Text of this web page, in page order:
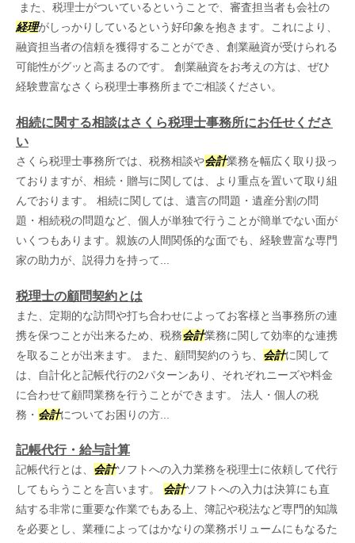
また、税理士がついているということで、審査担当者も会社の
経理がしっかりしているという好印象を抱きます。これにより、
融資担当者の信頼を獲得することができ、創業融資が受けられる
可能性がグッと高まるのです。 創業融資をお考えの方は、ぜひ
経験豊富なさくら税理士事務所までご相談ください。
相続に関する相談はさくら税理士事務所にお任せくださ
い
さくら税理士事務所では、税務相談や会計業務を幅広く取り扱っ
ておりますが、相続・贈与に関しては、より重点を置いて取り組
んでおります。 相続に関しては、遺言の問題・遺産分割の問
題・相続税の問題など、個人が単独で行うことが簡単でない面が
いくつもあります。親族の人間関係的な面でも、経験豊富な専門
家の助力が、説得力を持って...
税理士の顧問契約とは
また、定期的な訪問や打ち合わせによってお客様と当事務所の連
携を保つことが出来るため、税務会計業務に関して効率的な連携
を取ることが出来ます。 また、顧問契約のうち、 会計に関して
は、自計化と記帳代行の2パターンあり、それぞれニーズや料金
に合わせて顧問業務を行うことができます。 法人・個人の税
務・ 会計についてお困りの方...
記帳代行・給与計算
記帳代行とは、 会計ソフトへの入力業務を税理士に依頼して代行
してもらうことを言います。 会計ソフトへの入力は決算にも直
結する非常に重要な作業でもある上、簿記や税法など専門的知識
を必要とし、業種によってはかなりの業務ボリュームにもなるた